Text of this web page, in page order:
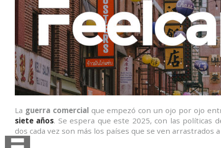
La guerra comercialque empezó con un ojo por ojo
siete años. Se espera que este 2025, con las políticas
dos cada vez son más los países que se ven arrastrados